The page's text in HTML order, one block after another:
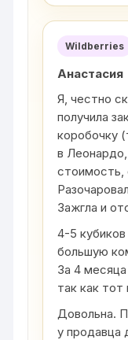
Wildberries
Анастасия
Я, честно
получила
коробочку
в
стоимость,
Зажгла и
4-5
большую
За 4
так как
Довольна.
у продавца